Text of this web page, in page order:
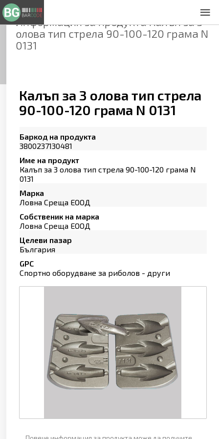
Информация за продуктаКалъп за 3
олова тип стрела 90-100-120 грама N
0131
Калъп за 3 олова тип стрела
90-100-120 грама N 0131
Баркод на продукта
3800237130481
Име на продукт
Калъп за 3 олова тип стрела 90-100-120 грама N
0131
Марка
Ловна Среща ЕООД
Собственик на марка
Ловна Среща ЕООД
Целеви пазар
България
GPC
Спортно оборудване за риболов - други
Общи условия